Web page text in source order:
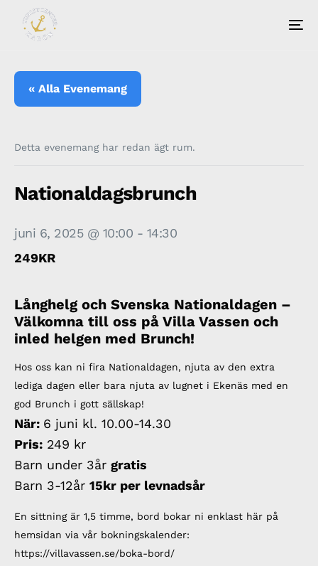
« Alla Evenemang
Detta evenemang har redan ägt rum.
Nationaldagsbrunch
juni 6, 2025 @ 10:00 - 14:30
249KR
Långhelg och Svenska Nationaldagen –
Välkomna till oss på Villa Vassen och
inled helgen med Brunch!
Hos oss kan ni fira Nationaldagen, njuta av den extra
lediga dagen eller bara njuta av lugnet i Ekenäs med en
god Brunch i gott sällskap!
När: 6 juni kl. 10.00-14.30
Pris: 249 kr
Barn under 3år gratis
Barn 3-12år 15kr per levnadsår
En sittning är 1,5 timme, bord bokar ni enklast här på
hemsidan via vår bokningskalender:
https://villavassen.se/boka-bord/